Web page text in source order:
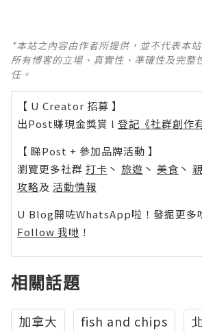
*本站之內容由作者所提供，並不代表本
所有博客的立場、真實性、準確性及完整
任。
【 U Creator 招募 】
出Post賺現金獎賞 l 登記《社群創作
【 睇Post + 參加品牌活動 】
瀏覽更多社群 打卡 丶 旅遊 丶 美食 丶
攻略及 活動情報
U Blog開咗WhatsApp啦！發掘更多
Follow 我哋 ！
相關話題
加拿大 fish and chips